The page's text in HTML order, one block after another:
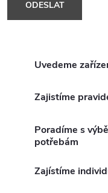
v
Uvedeme
Zajistíme
Poradíme s
potřebám
Zajístíme